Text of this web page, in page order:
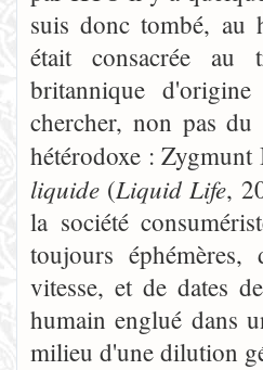
suis donc tombé, au
était consacrée au
britannique
chercher, non pas
hétérodoxe :
liquide (Liquid Life,
la société
toujours éphémères,
vitesse, et de dates
humain englué dans
milieu d'une dilution